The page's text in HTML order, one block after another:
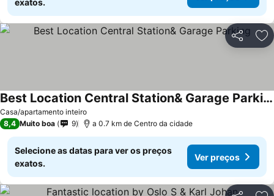
exatos.
Partilhar
Casa/apartamento inteiro
Best Location Central Station& Garage Parking
8,4 Muito boa 9 a 0.7 km de Centro da cidade
Selecione as datas para ver os preços
exatos.
Ver preços